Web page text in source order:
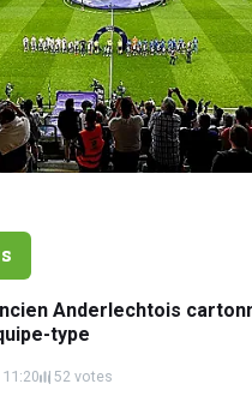
Anderlechtois
type
11:20 52 votes